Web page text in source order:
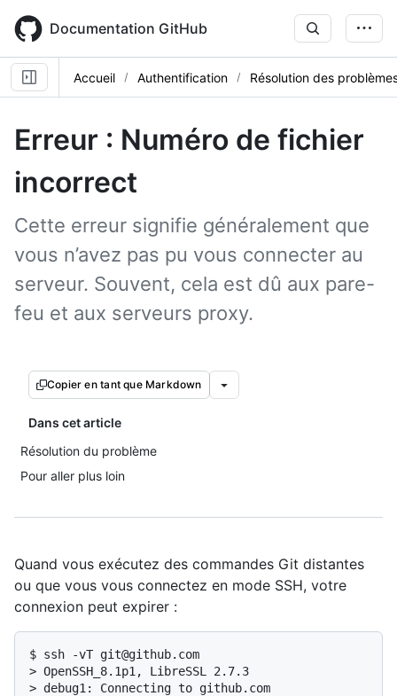
main
content
Documentation GitHub
Accueil Authentification Résolution des
Erreur : Numéro de fichier
incorrect
Cette erreur signifie généralement que
vous n’avez pas pu vous connecter au
serveur. Souvent, cela est dû aux pare-
feu et aux serveurs proxy.
Copier en tant que Markdown
Dans cet article
Résolution du problème
Pour aller plus loin
Quand vous exécutez des commandes Git distantes
ou que vous vous connectez en mode SSH, votre
connexion peut expirer :
$ ssh -vT git@github.com
> OpenSSH_8.1p1, LibreSSL 2.7.3
> debug1: Connecting to github.com